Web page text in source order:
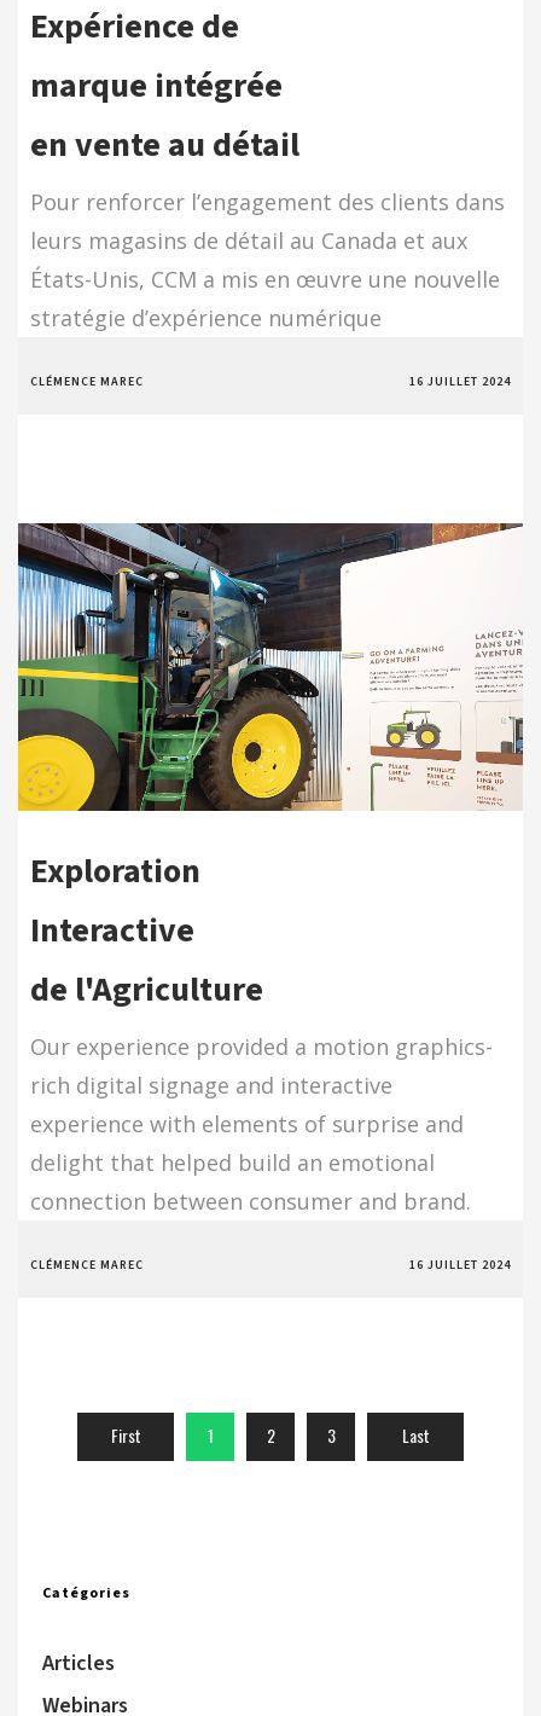
Expérience de
marque intégrée
en vente au détail
Pour renforcer l’engagement des clients dans
leurs magasins de détail au Canada et aux
États-Unis, CCM a mis en œuvre une nouvelle
stratégie d’expérience numérique
CLÉMENCE MAREC 16 JUILLET 2024
Exploration
Interactive
de l'Agriculture
Our experience provided a motion graphics-
rich digital signage and interactive
experience with elements of surprise and
delight that helped build an emotional
connection between consumer and brand.
CLÉMENCE MAREC 16 JUILLET 2024
First 1 2 3 Last
Catégories
Articles
Webinars